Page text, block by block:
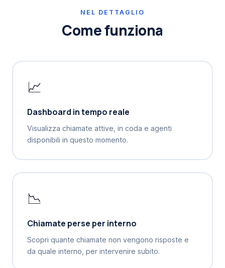
NEL DETTAGLIO
Come funziona
📈
Dashboard in tempo reale
Visualizza chiamate attive, in coda e agenti
disponibili in questo momento.
📉
Chiamate perse per interno
Scopri quante chiamate non vengono risposte e
da quale interno, per intervenire subito.